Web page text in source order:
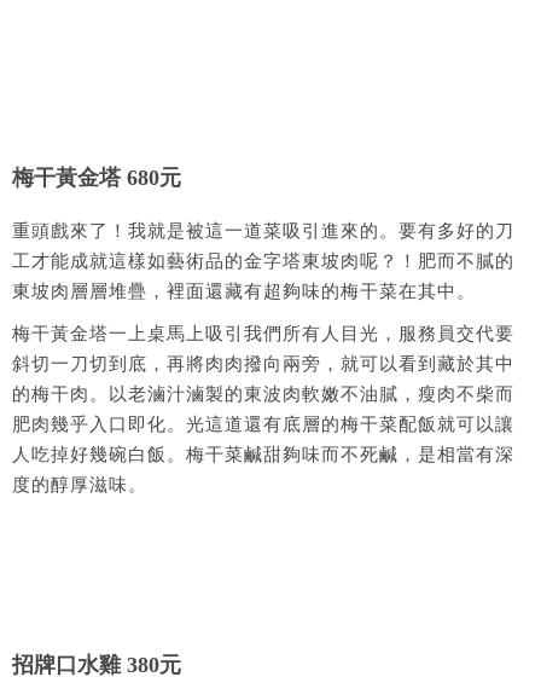
梅干黃金塔 680元
重頭戲來了！我就是被這一道菜吸引進來的。要有多好的刀
工才能成就這樣如藝術品的金字塔東坡肉呢？！肥而不膩的
東坡肉層層堆疊，裡面還藏有超夠味的梅干菜在其中。
梅干黃金塔一上桌馬上吸引我們所有人目光，服務員交代要
斜切一刀切到底，再將肉肉撥向兩旁，就可以看到藏於其中
的梅干肉。以老滷汁滷製的東波肉軟嫩不油膩，瘦肉不柴而
肥肉幾乎入口即化。光這道還有底層的梅干菜配飯就可以讓
人吃掉好幾碗白飯。梅干菜鹹甜夠味而不死鹹，是相當有深
度的醇厚滋味。
招牌口水雞 380元